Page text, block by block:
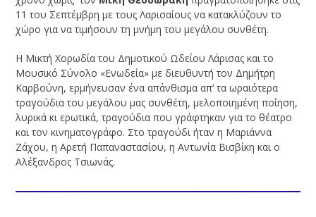
11 του Σεπτέμβρη με τους Λαρισαίους να κατακλύζουν το
χώρο για να τιμήσουν τη μνήμη του μεγάλου συνθέτη.
Η Μικτή Χορωδία του Δημοτικού Ωδείου Λάρισας και το
Μουσικό Σύνολο «Ενωδεία» με διευθυντή τον Δημήτρη
Καρβούνη, ερμήνευσαν ένα απάνθισμα απ’ τα ωραιότερα
τραγούδια του μεγάλου μας συνθέτη, μελοποιημένη ποίηση,
λυρικά κι ερωτικά, τραγούδια που γράφτηκαν για το θέατρο
και τον κινηματογράφο. Στο τραγούδι ήταν η Μαριάννα
Ζάχου, η Αρετή Παπαναστασίου, η Αντωνία Βισβίκη και ο
Αλέξανδρος Τσιωνάς.